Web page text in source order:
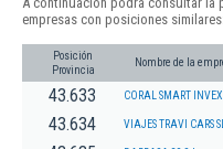
empresas con posiciones
Posición
Provincia
Nombre de la
43.633 CORAL SMART INVEX
43.634 VIAJES TRAVI CARS